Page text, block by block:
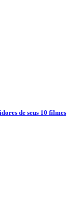
de seus 10 filmes